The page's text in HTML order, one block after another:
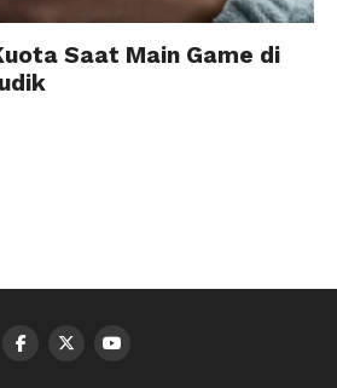
Saat Main Game di